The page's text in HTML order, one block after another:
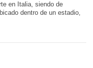
en Italia, siendo de
dentro de un estadio,